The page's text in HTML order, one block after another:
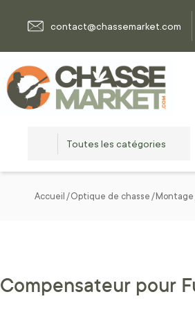
contact@chassemarket.com
Toutes les catégories
Accueil Optique de chasse Montage
Compensateur pour